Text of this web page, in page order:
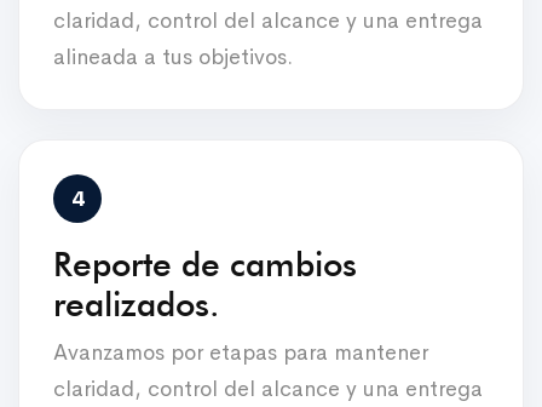
claridad, control del alcance y una entrega
alineada a tus objetivos.
Reporte de cambios
realizados.
Avanzamos por etapas para mantener
claridad, control del alcance y una entrega